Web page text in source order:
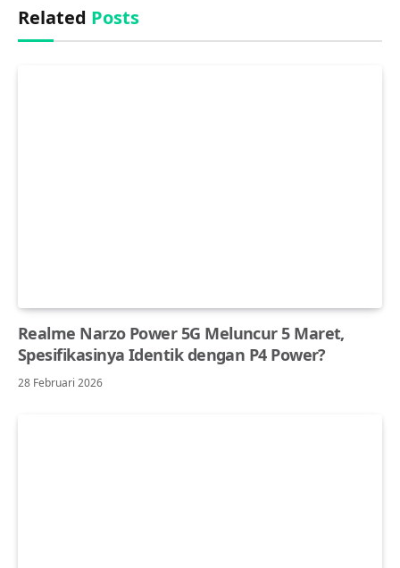
Related Posts
Realme Narzo Power 5G Meluncur 5 Maret,
Spesifikasinya Identik dengan P4 Power?
28 Februari 2026